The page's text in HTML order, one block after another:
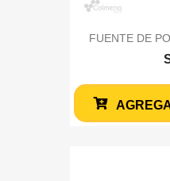
FUENTE DE